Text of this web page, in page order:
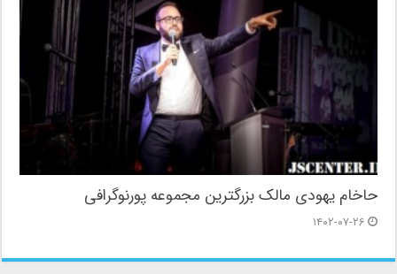
حاخام یهودی مالک بزرگترین مجموعه پورنوگرافی
۱۴۰۲-۰۷-۲۶